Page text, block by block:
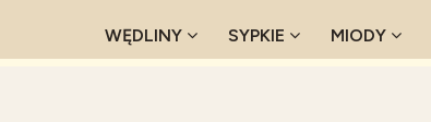
WĘDLINY SYPKIE MIODY
Strona główna Sypkie